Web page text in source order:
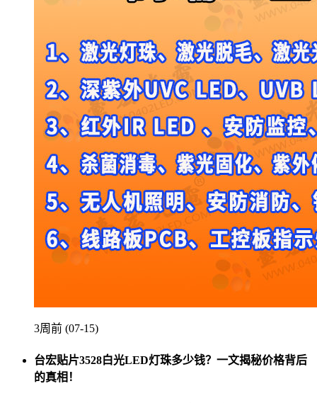
3周前 (07-15)
台宏贴片3528白光LED灯珠多少钱？一文揭秘价格背后
的真相！